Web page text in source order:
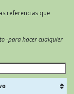
referencias que
-para hacer cualquier